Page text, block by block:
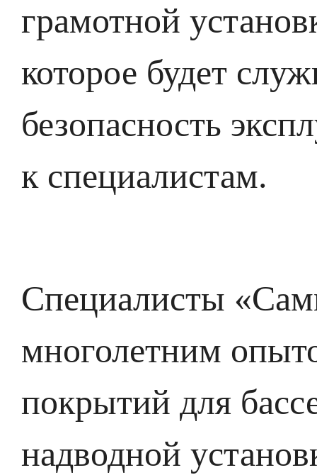
грамотной
которое будет
безопасность
к специалистам.
Специалисты
многолетним
покрытий для
надводной